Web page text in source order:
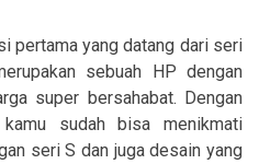
pertama yang datang dari seri
sebuah HP dengan
super bersahabat. Dengan
sudah bisa menikmati
seri S dan juga desain yang